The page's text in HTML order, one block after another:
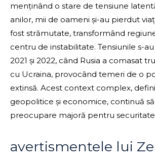
menținând o stare de tensiune
anilor, mii de oameni și-au pierdut
fost strămutate, transformând
centru de instabilitate. Tensiunile s-
2021 și 2022, când Rusia a comasat
cu Ucraina, provocând temeri de o
extinsă. Acest context complex,
geopolitice și economice, continuă
preocupare majoră pentru
avertismentele lui